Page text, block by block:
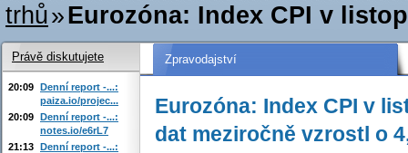
trhů»Eurozóna: Index CPI v
Zpravodajství
Eurozóna: Index CPI v
dat meziročně vzrostl o
Právě diskutujete
20:09 Denní report -...:
paiza.io/projec...
20:09 Denní report -...:
notes.io/e6rL7
21:13 Denní report -...: